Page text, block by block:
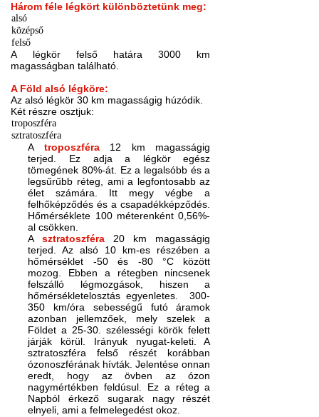
Három féle légkört különböztetünk meg:
alsó
középső
felső
A légkör felső határa 3000 km
magasságban található.
A Föld alsó légköre:
Az alsó légkör 30 km magasságig húzódik.
Két részre osztjuk:
troposzféra
sztratoszféra
A troposzféra 12 km magasságig
terjed. Ez adja a légkör egész
tömegének 80%-át. Ez a legalsóbb és a
legsűrűbb réteg, ami a legfontosabb az
élet számára. Itt megy végbe a
felhőképződés és a csapadékképződés.
Hőmérséklete 100 méterenként 0,56%-
al csökken.
Asztratoszféra 20 km magasságig
terjed. Az alsó 10 km-es részében a
hőmérséklet -50 és -80 °C között
mozog. Ebben a rétegben nincsenek
felszálló légmozgások, hiszen a
hőmérsékletelosztás egyenletes.
300-
350 km/óra sebességű futó áramok
azonban jellemzőek, mely szelek a
Földet a 25-30. szélességi körök felett
járják körül. Irányuk nyugat-keleti. A
sztratoszféra felső részét korábban
ózonoszférának hívták. Jelentése onnan
eredt, hogy az övben az ózon
nagymértékben feldúsul. Ez a réteg a
Napból érkező sugarak nagy részét
elnyeli, ami a felmelegedést okoz.